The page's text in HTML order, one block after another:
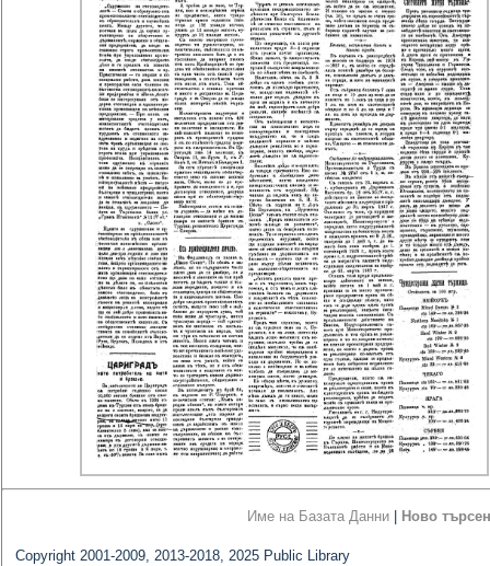
Име на Базата Данни Ново
Copyright 2001-2009, 2013-2018, 2025 Public Library